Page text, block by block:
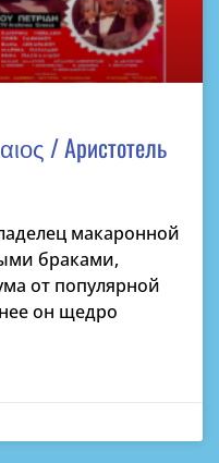
/ Аристотель
макаронной
браками,
от популярной
он щедро